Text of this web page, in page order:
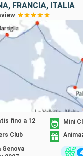
FRANCIA, ITALIA
fino a 12
Mini
Club
Genova